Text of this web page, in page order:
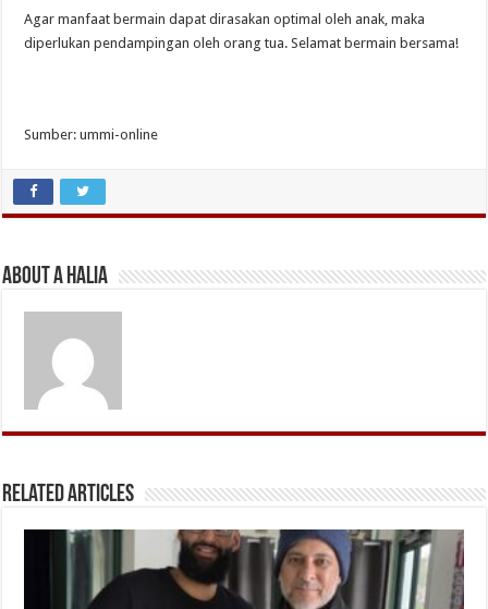
Agar manfaat bermain dapat dirasakan optimal oleh anak, maka
diperlukan pendampingan oleh orang tua. Selamat bermain bersama!
Sumber: ummi-online
About A Halia
Related Articles